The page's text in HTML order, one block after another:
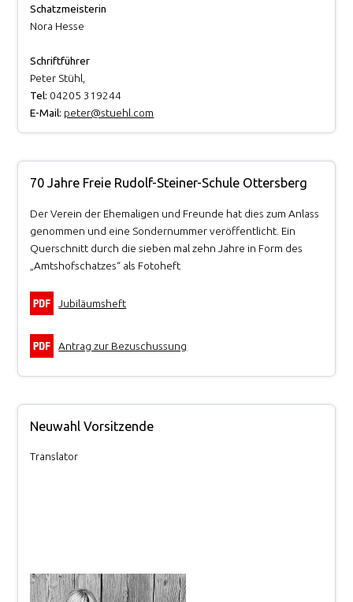
Schatzmeisterin
Nora Hesse
Schriftführer
Peter Stühl,
Tel: 04205 319244
E-Mail: peter@stuehl.com
70 Jahre Freie Rudolf-Steiner-Schule Ottersberg
Der Verein der Ehemaligen und Freunde hat dies zum Anlass
genommen und eine Sondernummer veröffentlicht. Ein
Querschnitt durch die sieben mal zehn Jahre in Form des
„Amtshofschatzes“ als Fotoheft
Jubiläumsheft
Antrag zur Bezuschussung
Neuwahl Vorsitzende
Translator